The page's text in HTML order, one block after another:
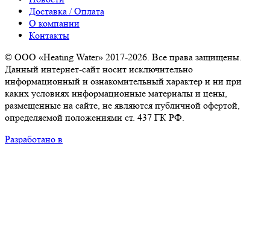
Доставка / Оплата
О компании
Контакты
© ООО «Heating Water» 2017-2026. Все права защищены.
Данный интернет-сайт носит исключительно
информационный и ознакомительный характер и ни при
каких условиях информационные материалы и цены,
размещенные на сайте, не являются публичной офертой,
определяемой положениями ст. 437 ГК РФ.
Разработано в